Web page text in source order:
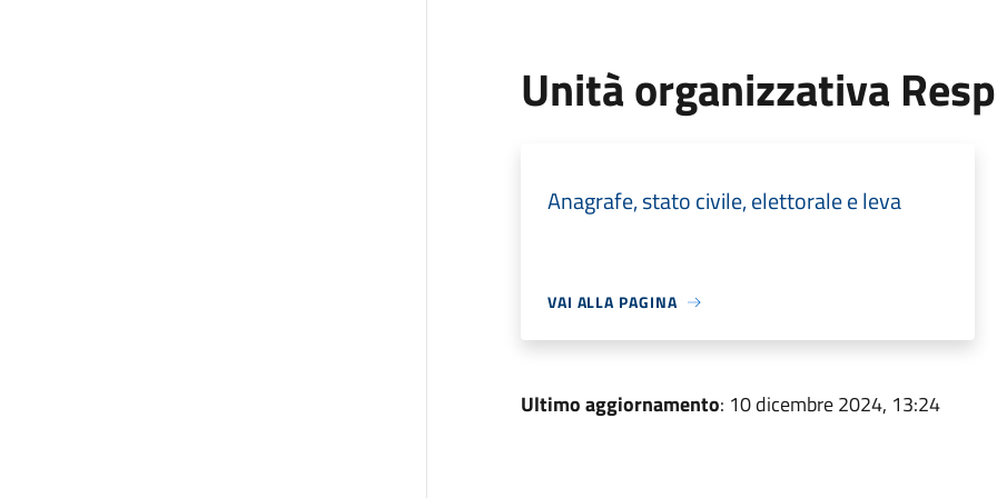
Unità organizzativa
Anagrafe, stato civile, elettorale e leva
VAI ALLA PAGINA
Ultimo aggiornamento: 10 dicembre 2024, 13:24